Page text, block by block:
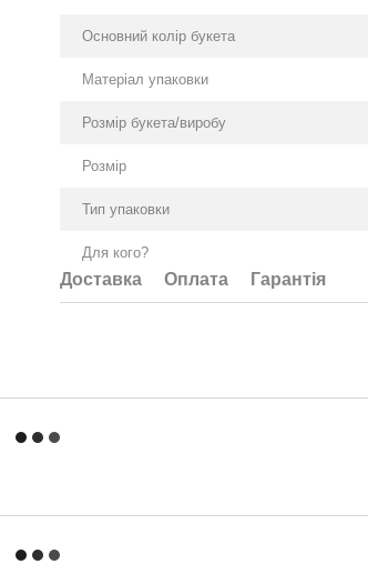
Основний колір букета
Матеріал упаковки
Розмір букета/виробу
Розмір
Тип упаковки
Для кого?
Доставка Оплата Гарантія